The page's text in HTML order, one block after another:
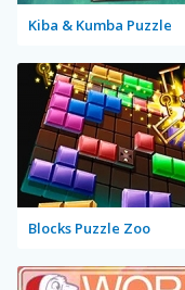
Kiba & Kumba Puzzle
Blocks Puzzle Zoo